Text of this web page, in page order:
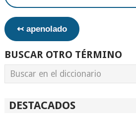
↢ apenolado
BUSCAR OTRO TÉRMINO
DESTACADOS